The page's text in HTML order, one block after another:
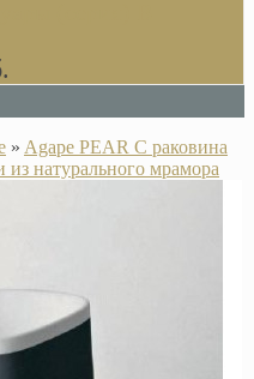
(серия) В
» Agape PEAR C раковина
из натурального мрамора